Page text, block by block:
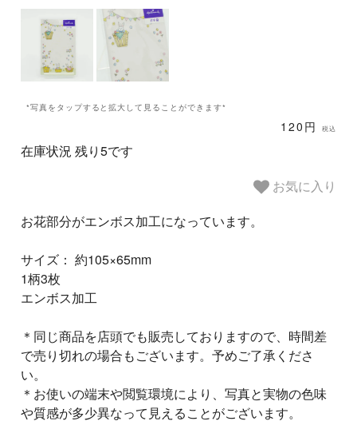
*写真をタップすると拡大して見ることができます*
120円 税込
在庫状況 残り5です
お気に入り
お花部分がエンボス加工になっています。
サイズ： 約105×65mm
1柄3枚
エンボス加工
＊同じ商品を店頭でも販売しておりますので、時間差
で売り切れの場合もございます。予めご了承くださ
い。
＊お使いの端末や閲覧環境により、写真と実物の色味
や質感が多少異なって見えることがございます。